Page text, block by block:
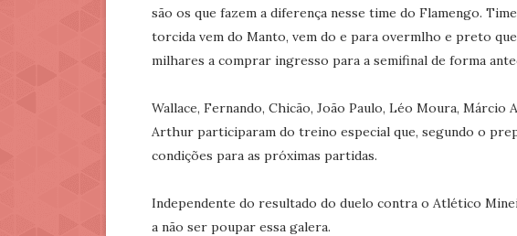
são os que fazem a diferença nesse time do Flamengo.
torcida vem do Manto, vem do e para overmlho e preto que
milhares a comprar ingresso para a semifinal de forma
Wallace, Fernando, Chicão, João Paulo, Léo Moura, Márcio
Arthur participaram do treino especial que, segundo o
condições para as próximas partidas.
Independente do resultado do duelo contra o Atlético
a não ser poupar essa galera.